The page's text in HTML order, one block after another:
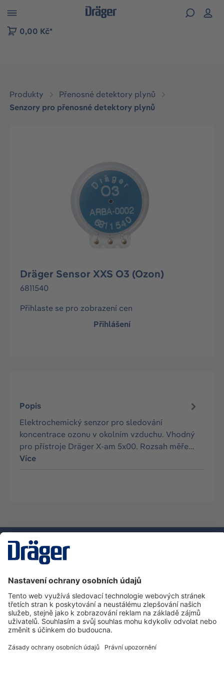
to B2B platform navigation
0,00 Kč*
Produkty
Přenosné detektory plynů
Senzory pro přenosné detektory plynů
Dräger Sensor XXS O3 (Ozon)
6811540
Přihlaste se pro zobrazení cen
Přihlášení
Popis
Elektrochemický senzor pro sledování
koncentrace ozonu v okolním vzduchu. Vhodný
pro přístroje Dräger X-am 5x00. Rozsah měře…
Více
Zákaznická infolinka
O společnosti Dräger
Informace